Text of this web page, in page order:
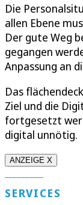
Die
allen Ebene
Der gute Weg
gegangen
Anpassung an
Das
Ziel und die
fortgesetzt
digital unnötig.
ANZEIGE X
SERVICES